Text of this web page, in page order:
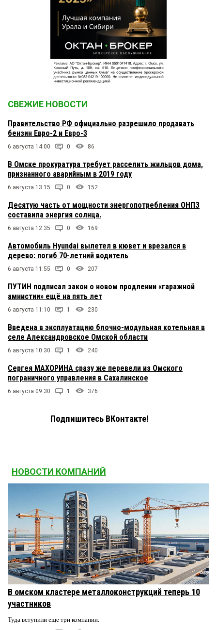
СВЕЖИЕ НОВОСТИ
Правительство РФ официально разрешило продавать
бензин Евро-2 и Евро-3
6 августа 14:00 0 86
В Омске прокуратура требует расселить жильцов дома,
признанного аварийным в 2019 году
6 августа 13:15 0 152
Десятую часть от мощности энергопотребления ОНПЗ
составила энергия солнца.
6 августа 12:35 0 169
Автомобиль Hyundai вылетел в кювет и врезался в
дерево: погиб 70-летний водитель
6 августа 11:55 0 207
ПУТИН подписал закон о новом продлении «гаражной
амнистии» ещё на пять лет
6 августа 11:10 1 230
Введена в эксплуатацию блочно-модульная котельная в
селе Александровское Омской области
6 августа 10:30 1 240
Сергея МАХОРИНА сразу же перевели из Омского
пограничного управления в Сахалинское
6 августа 09:30 1 376
Подпишитесь ВКонтакте!
НОВОСТИ КОМПАНИЙ
В омском кластере металлоконструкций теперь 10
участников
Туда вступили еще три компании.